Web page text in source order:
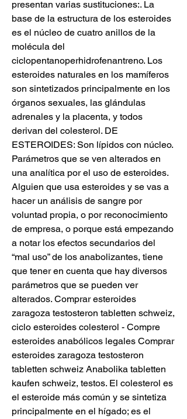
presentan varias sustituciones:. La
base de la estructura de los esteroides
es el núcleo de cuatro anillos de la
molécula del
ciclopentanoperhidrofenantreno. Los
esteroides naturales en los mamíferos
son sintetizados principalmente en los
órganos sexuales, las glándulas
adrenales y la placenta, y todos
derivan del colesterol. DE
ESTEROIDES: Son lípidos con núcleo.
Parámetros que se ven alterados en
una analítica por el uso de esteroides.
Alguien que usa esteroides y se vas a
hacer un análisis de sangre por
voluntad propia, o por reconocimiento
de empresa, o porque está empezando
a notar los efectos secundarios del
“mal uso” de los anabolizantes, tiene
que tener en cuenta que hay diversos
parámetros que se pueden ver
alterados. Comprar esteroides
zaragoza testosteron tabletten schweiz,
ciclo esteroides colesterol - Compre
esteroides anabólicos legales Comprar
esteroides zaragoza testosteron
tabletten schweiz Anabolika tabletten
kaufen schweiz, testos. El colesterol es
el esteroide más común y se sintetiza
principalmente en el hígado; es el